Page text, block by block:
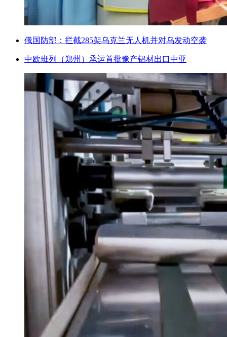
俄国防部：拦截285架乌克兰无人机并对乌发动空袭
中欧班列（郑州）承运首批豫产铝材出口中亚